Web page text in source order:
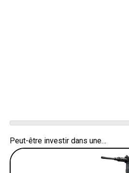
Peut-être investir dans une…